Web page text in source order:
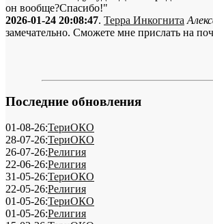
он вообще?Спасибо!"
2026-01-24 20:08:47. Терра Инкогнита
замечательно. Сможете мне прислать на
Последние обновления
01-08-26:ТериОКО
28-07-26:ТериОКО
26-07-26:Религия
22-06-26:Религия
31-05-26:ТериОКО
22-05-26:Религия
01-05-26:ТериОКО
01-05-26:Религия